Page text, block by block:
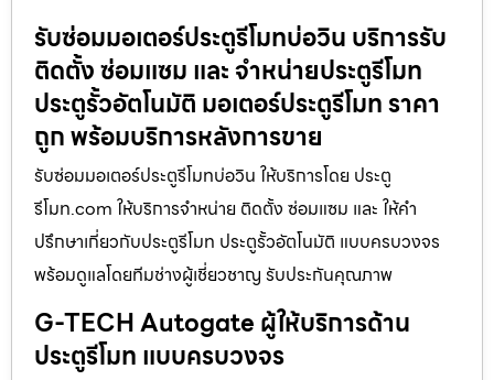
รับซ่อมมอเตอร์ประตูรีโมทบ่อวิน บริการรับ
ติดตั้ง ซ่อมแซม และ จำหน่ายประตูรีโมท
ประตูรั้วอัตโนมัติ มอเตอร์ประตูรีโมท ราคา
ถูก พร้อมบริการหลังการขาย
รับซ่อมมอเตอร์ประตูรีโมทบ่อวิน ให้บริการโดย ประตู
รีโมท.com ให้บริการจำหน่าย ติดตั้ง ซ่อมแซม และ ให้คำ
ปรึกษาเกี่ยวกับประตูรีโมท ประตูรั้วอัตโนมัติ แบบครบวงจร
พร้อมดูแลโดยทีมช่างผู้เชี่ยวชาญ รับประกันคุณภาพ
G-TECH Autogate ผู้ให้บริการด้าน
ประตูรีโมท แบบครบวงจร